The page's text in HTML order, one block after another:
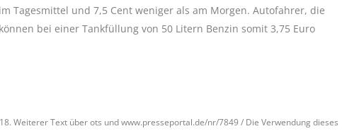
Tagesmittel und 7,5 Cent weniger als am Morgen. Autofahrer, die
bei einer Tankfüllung von 50 Litern Benzin somit 3,75 Euro
Weiterer Text über ots und www.presseportal.de/nr/7849 / Die Verwendung dieses